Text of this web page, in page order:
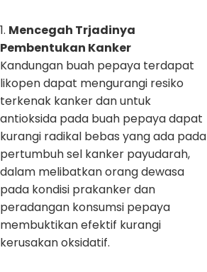
1. Mencegah Trjadinya
Pembentukan Kanker
Kandungan buah pepaya terdapat
likopen dapat mengurangi resiko
terkenak kanker dan untuk
antioksida pada buah pepaya dapat
kurangi radikal bebas yang ada pada
pertumbuh sel kanker payudarah,
dalam melibatkan orang dewasa
pada kondisi prakanker dan
peradangan konsumsi pepaya
membuktikan efektif kurangi
kerusakan oksidatif.